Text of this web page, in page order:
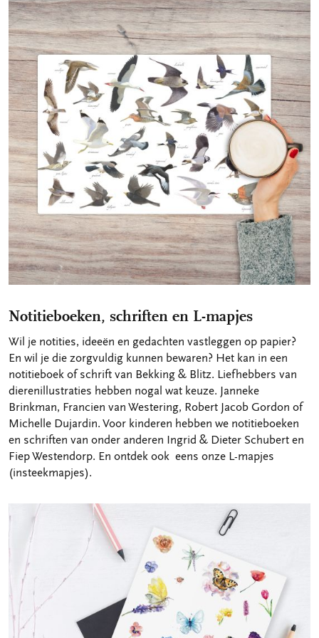
Notitieboeken, schriften en L-mapjes
Wil je notities, ideeën en gedachten vastleggen op papier?
En wil je die zorgvuldig kunnen bewaren? Het kan in een
notitieboek of schrift van Bekking & Blitz. Liefhebbers van
dierenillustraties hebben nogal wat keuze. Janneke
Brinkman, Francien van Westering, Robert Jacob Gordon of
Michelle Dujardin. Voor kinderen hebben we notitieboeken
en schriften van onder anderen Ingrid & Dieter Schubert en
Fiep Westendorp. En ontdek ook eens onze L-mapjes
(insteekmapjes).